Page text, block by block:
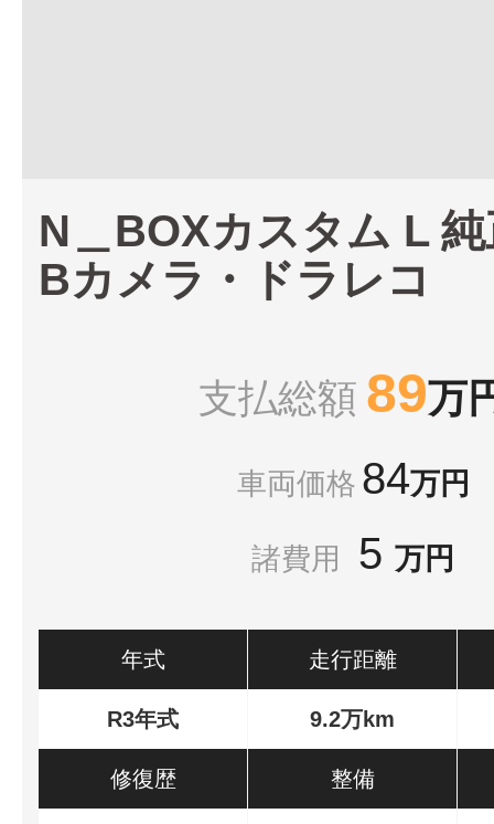
N＿BOXカスタム L
Bカメラ・ドラレコ
支払総額 89万
車両価格 84万円
諸費用 5 万円
年式
R3年式
走行距離
9.2万km
修復歴 整備